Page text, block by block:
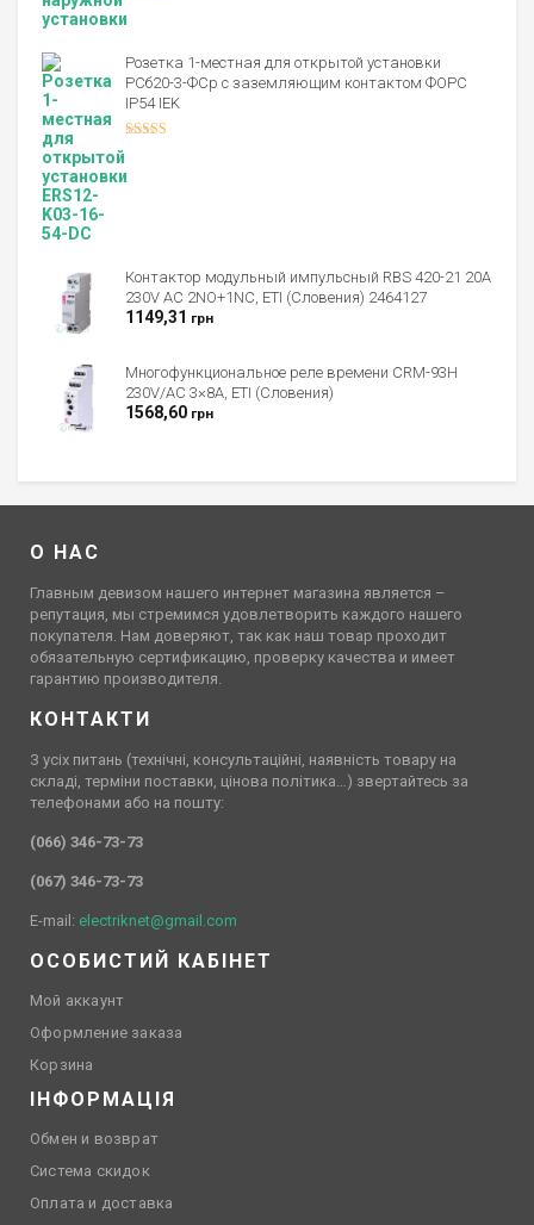
4.00
Розетка 1-местная для открытой установки
РСб20-3-ФСр с заземляющим контактом ФОРС
IP54 IEK
Контактор модульный импульсный RBS 420-21 20A
230V AC 2NO+1NC, ETI (Словения) 2464127
1149,31 грн
Многофункциональное реле времени CRM-93H
230V/AC 3×8А, ETI (Словения)
1568,60 грн
О НАС
Главным девизом нашего интернет магазина является –
репутация, мы стремимся удовлетворить каждого нашего
покупателя. Нам доверяют, так как наш товар проходит
обязательную сертификацию, проверку качества и имеет
гарантию производителя.
КОНТАКТИ
З усіх питань (технічні, консультаційні, наявність товару на
складі, терміни поставки, цінова політика…) звертайтесь за
телефонами або на пошту:
(066) 346-73-73
(067) 346-73-73
E-mail: electriknet@gmail.com
ОСОБИСТИЙ КАБІНЕТ
Мой аккаунт
Оформление заказа
Корзина
ІНФОРМАЦІЯ
Обмен и возврат
Система скидок
Оплата и доставка